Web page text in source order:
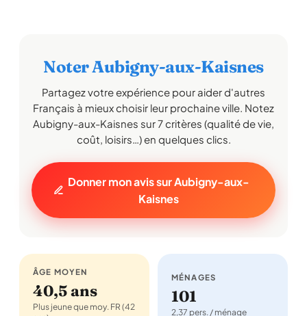
Noter Aubigny-aux-Kaisnes
Partagez votre expérience pour aider d'autres
Français à mieux choisir leur prochaine ville. Notez
Aubigny-aux-Kaisnes sur 7 critères (qualité de vie,
coût, loisirs…) en quelques clics.
Donner mon avis sur Aubigny-aux-
Kaisnes
ÂGE MOYEN
40,5 ans
Plus jeune que moy. FR (42
MÉNAGES
101
2,37 pers. / ménage